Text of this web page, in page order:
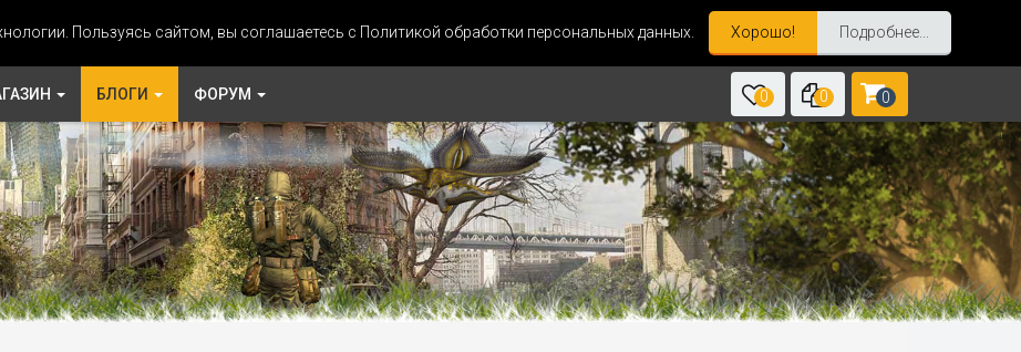
Пользуясь сайтом, вы соглашаетесь с Политикой обработки персональных данных. Хорошо! Подробнее...
БЛОГИ ФОРУМ 0 0 0